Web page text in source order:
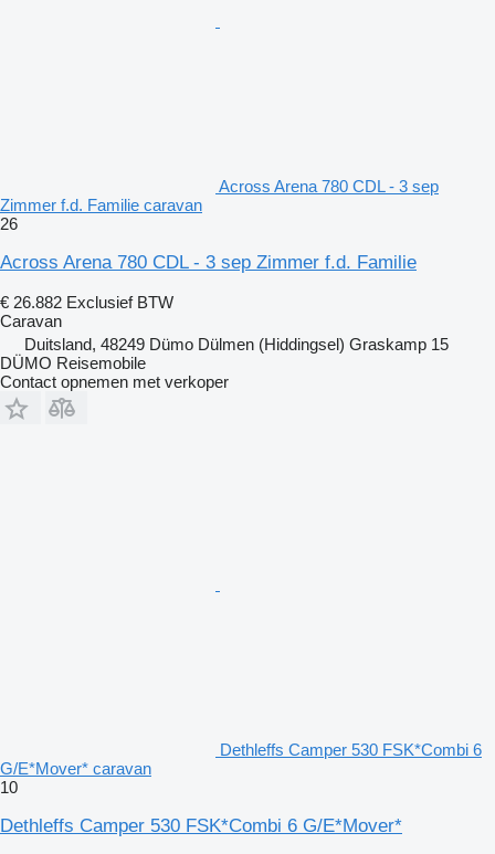
Across Arena 780 CDL - 3 sep
Zimmer f.d. Familie caravan
26
Across Arena 780 CDL - 3 sep Zimmer f.d. Familie
€ 26.882 Exclusief BTW
Caravan
Duitsland, 48249 Dümo Dülmen (Hiddingsel) Graskamp 15
DÜMO Reisemobile
Contact opnemen met verkoper
Dethleffs Camper 530 FSK*Combi 6
G/E*Mover* caravan
10
Dethleffs Camper 530 FSK*Combi 6 G/E*Mover*